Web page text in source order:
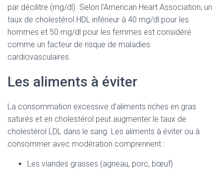
par décilitre (mg/dl). Selon l’American Heart Association, un
taux de cholestérol HDL inférieur à 40 mg/dl pour les
hommes et 50 mg/dl pour les femmes est considéré
comme un facteur de risque de maladies
cardiovasculaires.
Les aliments à éviter
La consommation excessive d’aliments riches en gras
saturés et en cholestérol peut augmenter le taux de
cholestérol LDL dans le sang. Les aliments à éviter ou à
consommer avec modération comprennent :
Les viandes grasses (agneau, porc, bœuf)